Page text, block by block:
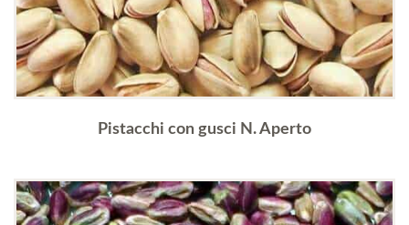
Pistacchi con gusci N. Aperto